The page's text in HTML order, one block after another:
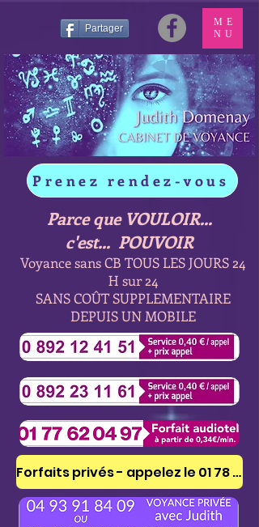
Partager
Prenez rendez-vous
Parce que VOULOIR...
c'est... POUVOIR
Voyance sans CB TOUS LES JOURS 24
H sur 24
SANS COÛT SUPPLEMENTAIRE
DEPUIS UN MOBILE
ME
NU
Forfaits privés - appelez le 01 78 41 53 51